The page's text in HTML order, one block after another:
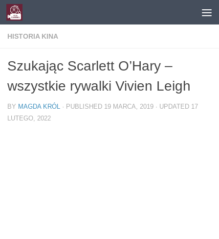
Skip to content
HISTORIA KINA
Szukając Scarlett O’Hary –
wszystkie rywalki Vivien Leigh
BY MAGDA KRÓL · PUBLISHED 19 MARCA, 2019 · UPDATED 17
LUTEGO, 2022